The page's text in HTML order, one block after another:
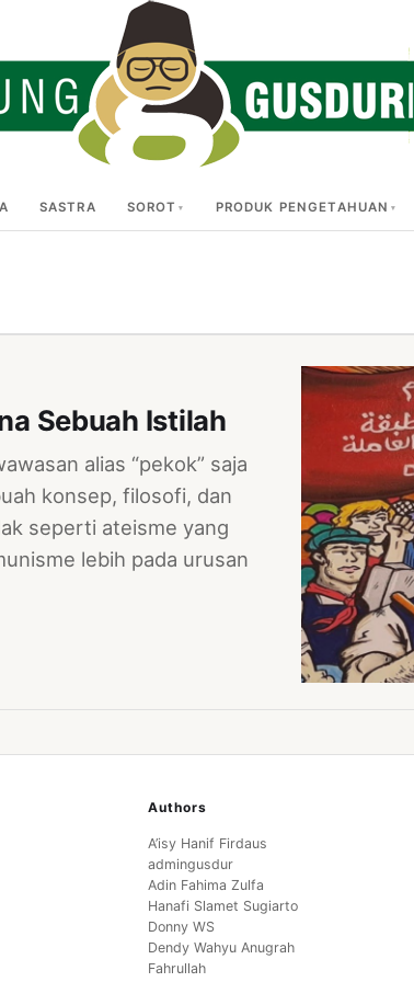
SASTRA SOROT PRODUK PENGETAHUAN
Sebuah Istilah
alias “pekok” saja
konsep, filosofi, dan
seperti ateisme yang
lebih pada urusan
Authors
A’isy Hanif Firdaus
admingusdur
Adin Fahima Zulfa
Hanafi Slamet Sugiarto
Donny WS
Dendy Wahyu Anugrah
Fahrullah